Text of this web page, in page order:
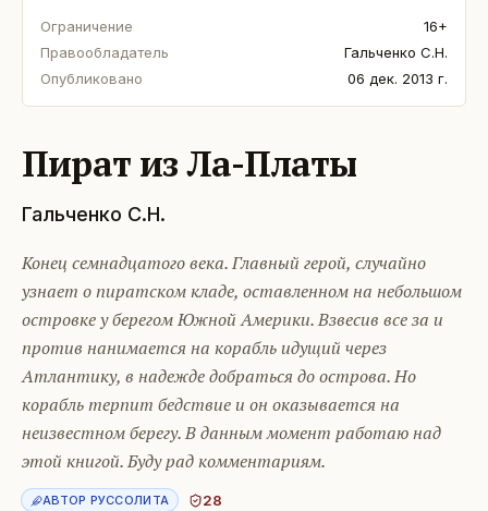
Ограничение
16+
Правообладатель
Гальченко С.Н.
Опубликовано
06 дек. 2013 г.
Пират из Ла-Платы
Гальченко С.Н.
Конец семнадцатого века. Главный герой, случайно
узнает о пиратском кладе, оставленном на небольшом
островке у берегом Южной Америки. Взвесив все за и
против нанимается на корабль идущий через
Атлантику, в надежде добраться до острова. Но
корабль терпит бедствие и он оказывается на
неизвестном берегу. В данным момент работаю над
этой книгой. Буду рад комментариям.
АВТОР РУССОЛИТА 28